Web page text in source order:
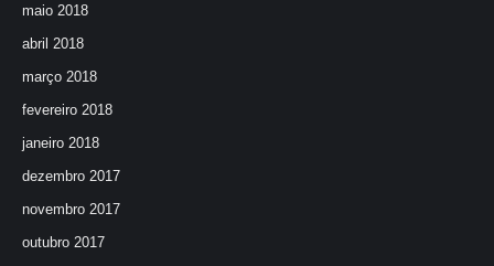
maio 2018
abril 2018
março 2018
fevereiro 2018
janeiro 2018
dezembro 2017
novembro 2017
outubro 2017